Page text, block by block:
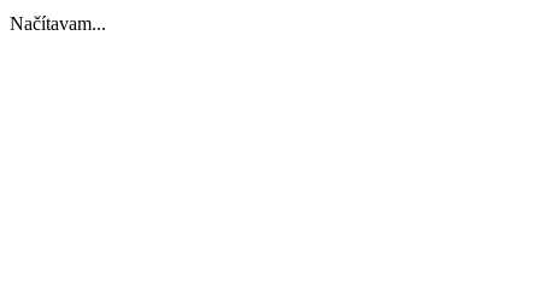
Načítavam...